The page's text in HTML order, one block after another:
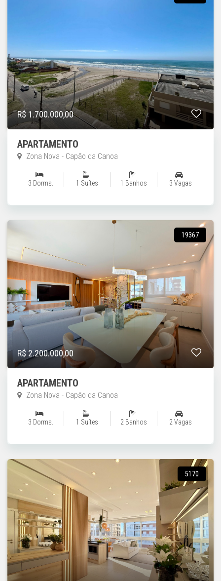
R$ 1.700.000,00
APARTAMENTO
Zona Nova - Capão da Canoa
3 Dorms. 1 Suítes 1 Banhos 3 Vagas
19367
R$ 2.200.000,00
APARTAMENTO
Zona Nova - Capão da Canoa
3 Dorms. 1 Suítes 2 Banhos 2 Vagas
5170